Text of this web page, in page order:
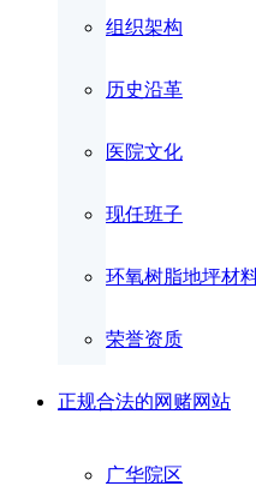
组织架构
历史沿革
医院文化
现任班子
环氧树脂地坪材
荣誉资质
正规合法的网赌网站
广华院区